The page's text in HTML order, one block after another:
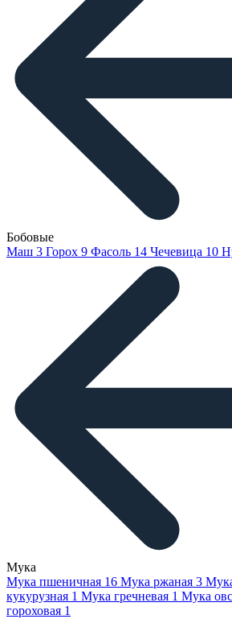
Бобовые
Маш 3 Горох 9 Фасоль 14 Чечевица 10
Мука
Мука пшеничная 16 Мука ржаная 3
кукурузная 1 Мука гречневая 1 Мука
гороховая 1